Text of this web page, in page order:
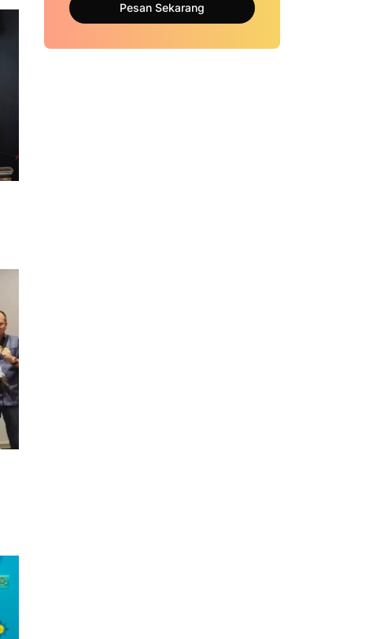
Pesan Sekarang